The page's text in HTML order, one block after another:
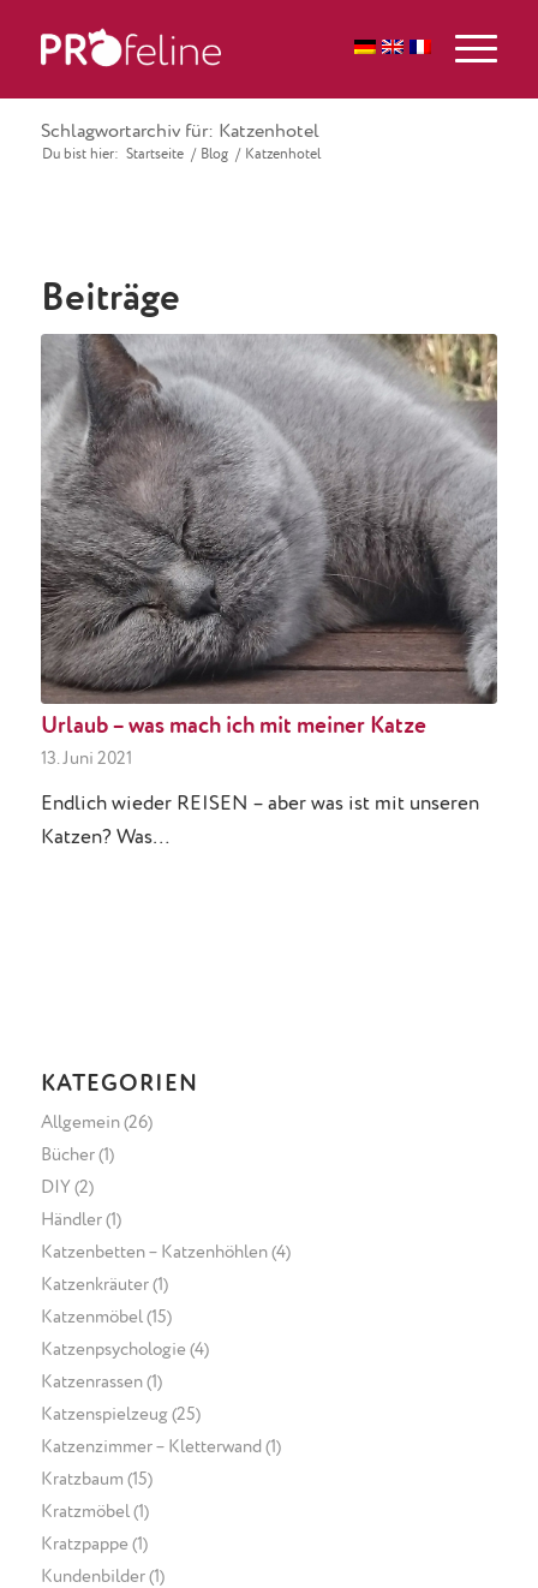
Schlagwortarchiv für: Katzenhotel
Du bist hier: Startseite / Blog / Katzenhotel
Beiträge
Urlaub – was mach ich mit meiner Katze
13. Juni 2021
Endlich wieder REISEN – aber was ist mit unseren
Katzen? Was…
KATEGORIEN
Allgemein(26)
Bücher(1)
DIY(2)
Händler(1)
Katzenbetten – Katzenhöhlen(4)
Katzenkräuter(1)
Katzenmöbel (15)
Katzenpsychologie (4)
Katzenrassen(1)
Katzenspielzeug(25)
Katzenzimmer – Kletterwand (1)
Kratzbaum (15)
Kratzmöbel (1)
Kratzpappe (1)
Kundenbilder(1)